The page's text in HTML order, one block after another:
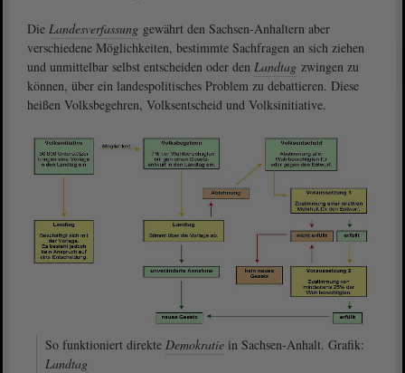
Die Landesverfassung gewährt den Sachsen-Anhaltern aber
verschiedene Möglichkeiten, bestimmte Sachfragen an sich ziehen
und unmittelbar selbst entscheiden oder den Landtag zwingen zu
können, über ein landespolitisches Problem zu debattieren. Diese
heißen Volksbegehren, Volksentscheid und Volksinitiative.
So funktioniert direkte Demokratie in Sachsen-Anhalt. Grafik:
Landtag